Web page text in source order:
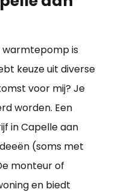
warmtepomp is
keuze uit diverse
voor mij? Je
worden. Een
in Capelle aan
(soms met
monteur of
en biedt